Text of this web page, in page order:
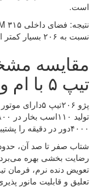
است.
نسبت به ۲۰۶ بسیار کمتر است.
تیپ ۵ با ام وی ام ۳۱۵ هاچبک
۴۰۰۰دور در دقیقه را پشتیبانی می‌کند.
تعویض دنده نرم، فرمان
تعلیق و قابلیت مانور‌